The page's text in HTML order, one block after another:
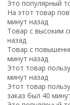
Это популярный
На этот товар
минут назад
Товар с высоким
назад
Товар с
минут назад
Этот товар
минут назад
Этот товар
заказ был 40